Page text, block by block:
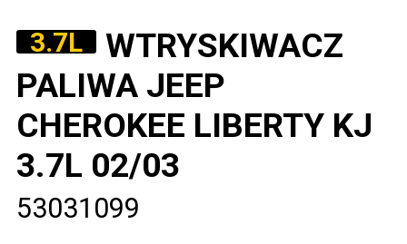
3.7L
WTRYSKIWACZ
PALIWA JEEP
CHEROKEE LIBERTY KJ
3.7L 02/03
53031099